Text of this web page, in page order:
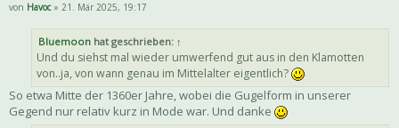
von Havoc» 21. Mär 2025, 19:17
Bluemoon hat geschrieben: ↑
Und du siehst mal wieder umwerfend gut aus in den Klamotten
von..ja, von wann genau im Mittelalter eigentlich?
So etwa Mitte der 1360er Jahre, wobei die Gugelform in unserer
Gegend nur relativ kurz in Mode war. Und danke